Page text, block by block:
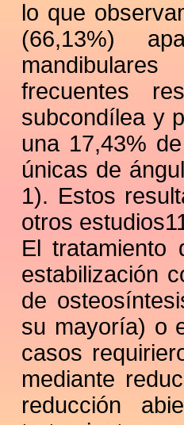
lo que
(66,13%)
frecuentes
subcondílea y
una 17,43%
únicas de
1). Estos
otros
El tratamiento
estabilización
de
su mayoría) o
casos
mediante
reducción